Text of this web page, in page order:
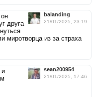
balanding
21/01/2025, 23:19
друга
из за страха
sean200954
21/01/2025, 17:46
и